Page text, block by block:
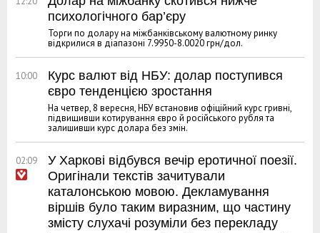
психологічного бар’єру
Торги по долару на міжбанківському валютному ринку
відкрилися в діапазоні 7.9950-8.0020 грн/дол.
10:00
Курс валют від НБУ: долар поступився
євро тенденцією зростання
На четвер, 8 вересня, НБУ встановив офіційний курс гривні,
підвищивши котирування євро й російського рубля та
залишивши курс долара без змін.
02:09
У Харкові відбувся вечір еротичної поезії.
Оригінали текстів зачитували
каталонською мовою. Декламування
віршів було таким виразним, що частину
змісту слухачі розуміли без перекладу